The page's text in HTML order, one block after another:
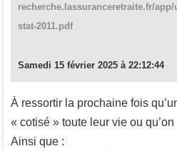
recherche.lassuranceretraite.fr/
stat-2011.pdf
Samedi 15 février 2025 à 22:12:44
À ressortir la prochaine fois
« cotisé » toute leur vie ou
Ainsi que :